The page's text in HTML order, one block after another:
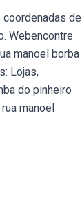
coordenadas de
Webencontre
manoel borba
Lojas,
do pinheiro
manoel